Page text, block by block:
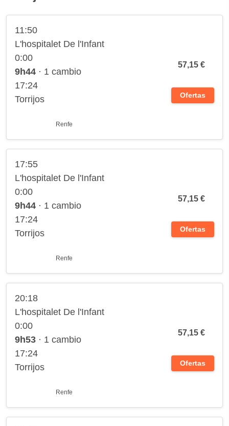
11:50
L'hospitalet De l'Infant
0:00
9h44 · 1 cambio
17:24
Torrijos
Renfe
57,15 €
Ofertas
17:55
L'hospitalet De l'Infant
0:00
9h44 · 1 cambio
17:24
Torrijos
Renfe
57,15 €
Ofertas
20:18
L'hospitalet De l'Infant
0:00
9h53 · 1 cambio
17:24
Torrijos
Renfe
57,15 €
Ofertas